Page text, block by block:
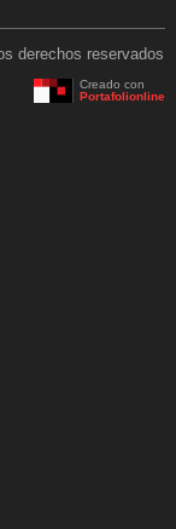
derechos reservados
Creado con
Portafolionline